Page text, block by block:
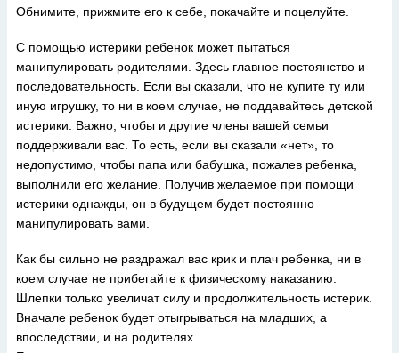
Обнимите, прижмите его к себе, покачайте и поцелуйте.
С помощью истерики ребенок может пытаться
манипулировать родителями. Здесь главное постоянство и
последовательность. Если вы сказали, что не купите ту или
иную игрушку, то ни в коем случае, не поддавайтесь детской
истерики. Важно, чтобы и другие члены вашей семьи
поддерживали вас. То есть, если вы сказали «нет», то
недопустимо, чтобы папа или бабушка, пожалев ребенка,
выполнили его желание. Получив желаемое при помощи
истерики однажды, он в будущем будет постоянно
манипулировать вами.
Как бы сильно не раздражал вас крик и плач ребенка, ни в
коем случае не прибегайте к физическому наказанию.
Шлепки только увеличат силу и продолжительность истерик.
Вначале ребенок будет отыгрываться на младших, а
впоследствии, и на родителях.